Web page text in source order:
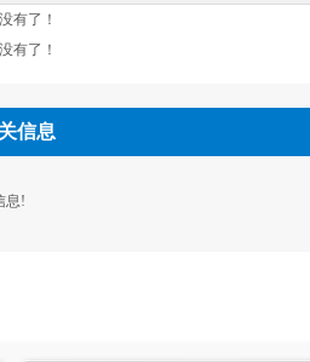
没有了！
没有了！
信息
息!